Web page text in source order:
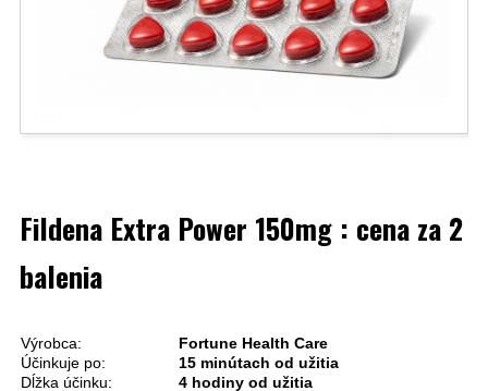
Fildena Extra Power 150mg : cena za 2
balenia
Výrobca:
Fortune Health Care
Účinkuje po:
15 minútach od užitia
Dĺžka účinku:
4 hodiny od užitia